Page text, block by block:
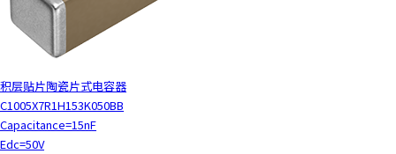
积层贴片陶瓷片式电容器
C1005X7R1H153K050BB
Capacitance=15nF
Edc=50V